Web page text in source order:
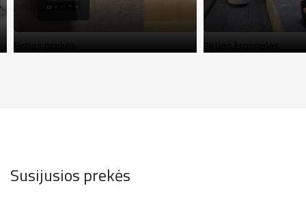
Pirties prekės Pirties krosnelės
Susijusios prekės